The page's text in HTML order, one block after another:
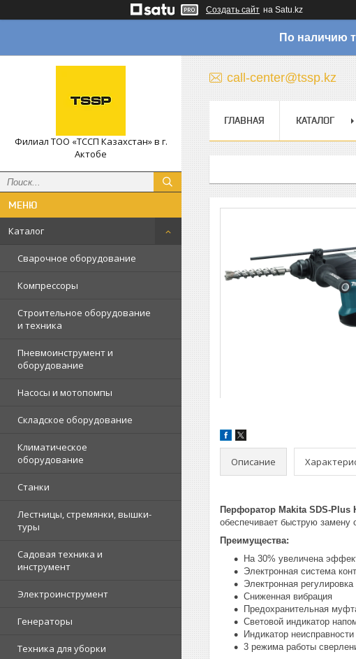
Создать сайт на Satu.kz
По наличию
Филиал ТОО «ТССП Казахстан» в г.
Актобе
Каталог
Сварочное оборудование
Компрессоры
Строительное оборудование
и техника
Пневмоинструмент и
оборудование
Насосы и мотопомпы
Складское оборудование
Климатическое
оборудование
Станки
Лестницы, стремянки, вышки-
туры
Садовая техника и
инструмент
Электроинструмент
Генераторы
Техника для уборки
call-center@tssp.kz
ГЛАВНАЯ КАТАЛОГ
Описание
Перфоратор Makita SDS-Plus
обеспечивает быструю замену
Преимущества:
На 30% увеличена
Электронная система
Электронная
Сниженная вибрация
Предохранительная
Световой индикатор
Индикатор
3 режима работы